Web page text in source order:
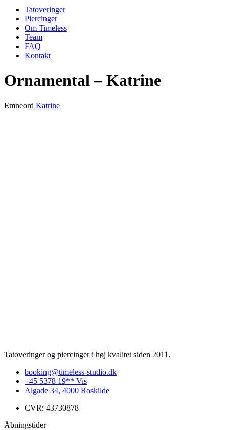
Tatoveringer
Piercinger
Om Timeless
Team
FAQ
Kontakt
Ornamental – Katrine
Emneord Katrine
Tatoveringer og piercinger i høj kvalitet siden 2011.
booking@timeless-studio.dk
+45 5378 19** Vis
Algade 34, 4000 Roskilde
CVR: 43730878
Åbningstider